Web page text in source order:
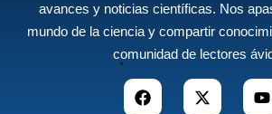
avances y noticias científicas. Nos
mundo de la ciencia y compartir
comunidad de lectores